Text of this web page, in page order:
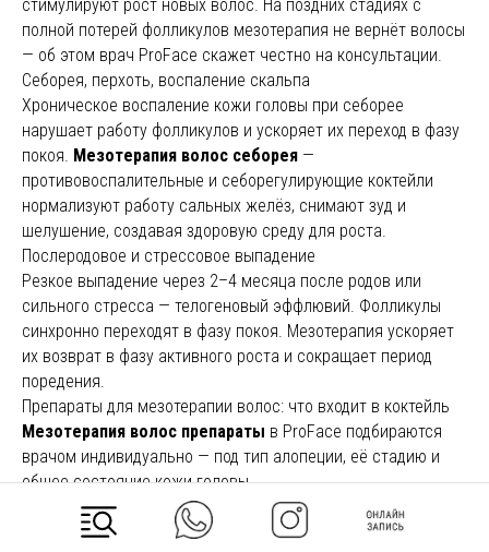
стимулируют рост новых волос. На поздних стадиях с
полной потерей фолликулов мезотерапия не вернёт волосы
— об этом врач ProFace скажет честно на консультации.
Себорея, перхоть, воспаление скальпа
Хроническое воспаление кожи головы при себорее
нарушает работу фолликулов и ускоряет их переход в фазу
покоя. Мезотерапия волос себорея —
противовоспалительные и себорегулирующие коктейли
нормализуют работу сальных желёз, снимают зуд и
шелушение, создавая здоровую среду для роста.
Послеродовое и стрессовое выпадение
Резкое выпадение через 2–4 месяца после родов или
сильного стресса — телогеновый эффлювий. Фолликулы
синхронно переходят в фазу покоя. Мезотерапия ускоряет
их возврат в фазу активного роста и сокращает период
поредения.
Препараты для мезотерапии волос: что входит в коктейль
Мезотерапия волос препараты в ProFace подбираются
врачом индивидуально — под тип алопеции, её стадию и
общее состояние кожи головы.
Базовые компоненты:
Биотин (витамин В7)— ключевой кофактор синтеза